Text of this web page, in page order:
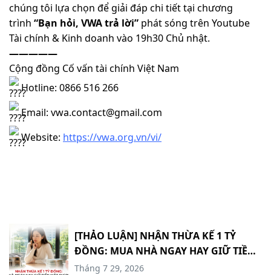
chúng tôi lựa chọn để giải đáp chi tiết tại chương
trình “Bạn hỏi, VWA trả lời” phát sóng trên Youtube
Tài chính & Kinh doanh vào 19h30 Chủ nhật.
—————
Cộng đồng Cố vấn tài chính Việt Nam
Hotline: 0866 516 266
Email: vwa.contact@gmail.com
Website: https://vwa.org.vn/vi/
[THẢO LUẬN] NHẬN THỪA KẾ 1 TỶ
ĐỒNG: MUA NHÀ NGAY HAY GIỮ TIỀN
MẶT DỰ PHÒNG? #TCCN18
Tháng 7 29, 2026